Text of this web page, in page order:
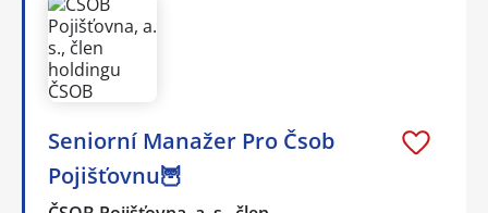
Seniorní Manažer Pro Čsob
Pojišťovnu🦉